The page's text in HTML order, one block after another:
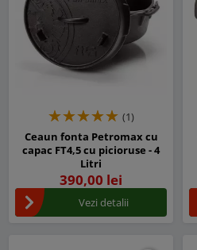
(1)
Ceaun fonta Petromax cu
capac FT4,5 cu picioruse - 4
Litri
390,00 lei
Vezi detalii